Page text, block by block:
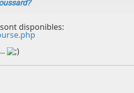
disponibles: